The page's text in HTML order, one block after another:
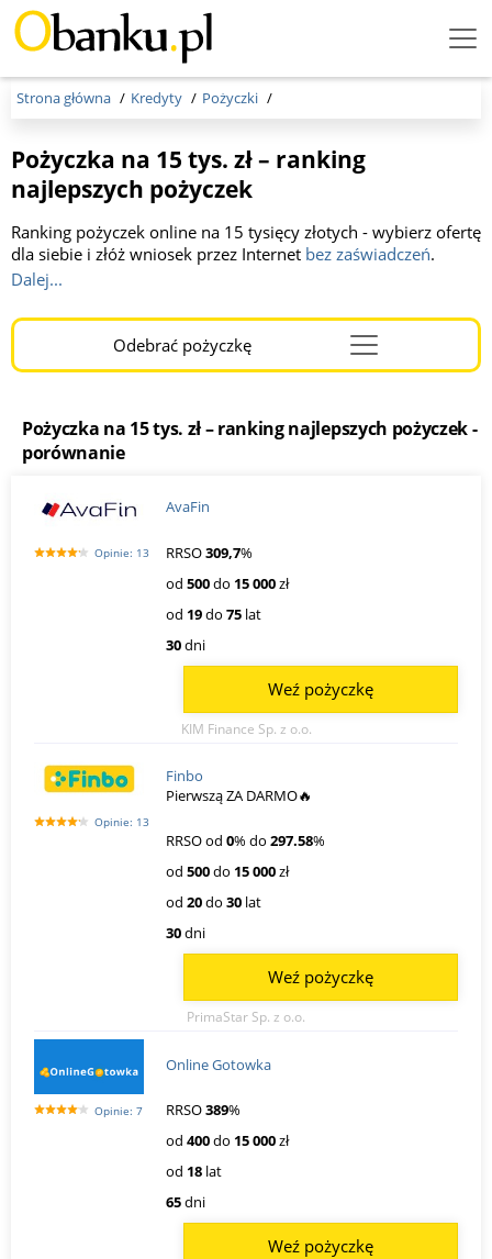
Menu
Strona główna Kredyty Pożyczki
Pożyczka na 15 tys. zł – ranking
najlepszych pożyczek
Ranking pożyczek online na 15 tysięcy złotych - wybierz ofertę
dla siebie i złóż wniosek przez Internet bez zaświadczeń.
Pożyczka 15 000 zł w większości przypadków nie jest to
kredyt celowy, dzięki czemu klient może przeznaczyć
otrzymane pieniądze na dowolny cel.
Dalej...
Odebrać pożyczkęMenu
Burger
Pożyczka na 15 tys. zł – ranking najlepszych pożyczek -
porównanie
Opinie: 13
AvaFin
RRSO309,7%
od 500do 15 000zł
od 19do 75 lat
30dni
KIM Finance Sp. z o.o.
Weź pożyczkę
Opinie: 13
Finbo
Pierwszą ZA DARMO🔥
RRSO od 0% do 297.58%
od 500do 15 000zł
od 20do 30 lat
30dni
PrimaStar Sp. z o.o.
Weź pożyczkę
Opinie: 7
Online Gotowka
RRSO389%
od 400do 15 000zł
od 18 lat
65dni
Weź pożyczkę